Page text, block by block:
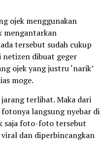
ojek menggunakan
mengantarkan
tersebut sudah cukup
netizen dibuat geger
ojek yang justru ‘narik’
moge.
terlihat. Maka dari
langsung nyebar di
saja foto-foto tersebut
dan diperbincangkan